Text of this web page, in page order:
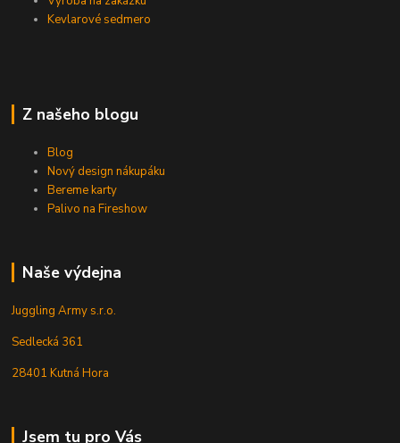
Kevlarové sedmero
Z našeho blogu
Blog
Nový design nákupáku
Bereme karty
Palivo na Fireshow
Naše výdejna
Juggling Army s.r.o.
Sedlecká 361
28401 Kutná Hora
Jsem tu pro Vás